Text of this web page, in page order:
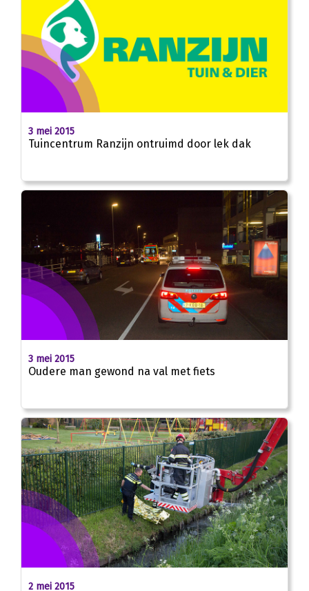
3 mei 2015
Tuincentrum Ranzijn ontruimd door lek dak
3 mei 2015
Oudere man gewond na val met fiets
2 mei 2015